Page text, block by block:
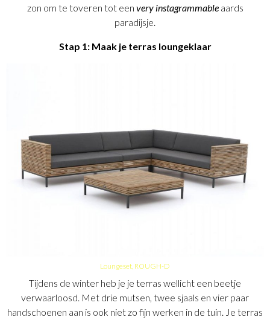
zon om te toveren tot een very instagrammableaards
paradijsje.
Stap 1: Maak je terras loungeklaar
Loungeset, ROUGH-D
Tijdens de winter heb je je terras wellicht een beetje
verwaarloosd. Met drie mutsen, twee sjaals en vier paar
handschoenen aan is ook niet zo fijn werken in de tuin. Je terras